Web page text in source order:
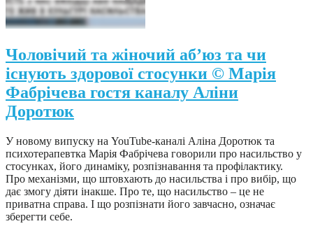
Чоловічий та жіночий абʼюз та чи
існують здорової стосунки © Марія
Фабрічева гостя каналу Аліни
Доротюк
У новому випуску на YouTube-каналі Аліна Доротюк та
психотерапевтка Марія Фабрічева говорили про насильство у
стосунках, його динаміку, розпізнавання та профілактику.
Про механізми, що штовхають до насильства і про вибір, що
дає змогу діяти інакше. Про те, що насильство – це не
приватна справа. І що розпізнати його завчасно, означає
зберегти себе.